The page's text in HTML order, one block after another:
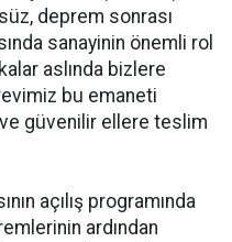
deprem sonrası
sanayinin önemli rol
aslında bizlere
bu emaneti
güvenilir ellere teslim
açılış programında
ardından